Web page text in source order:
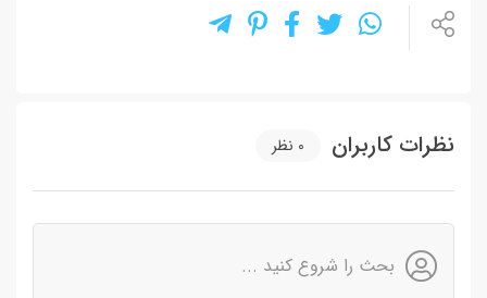
نظرات کاربران 0 نظر
بحث را شروع کنید ...